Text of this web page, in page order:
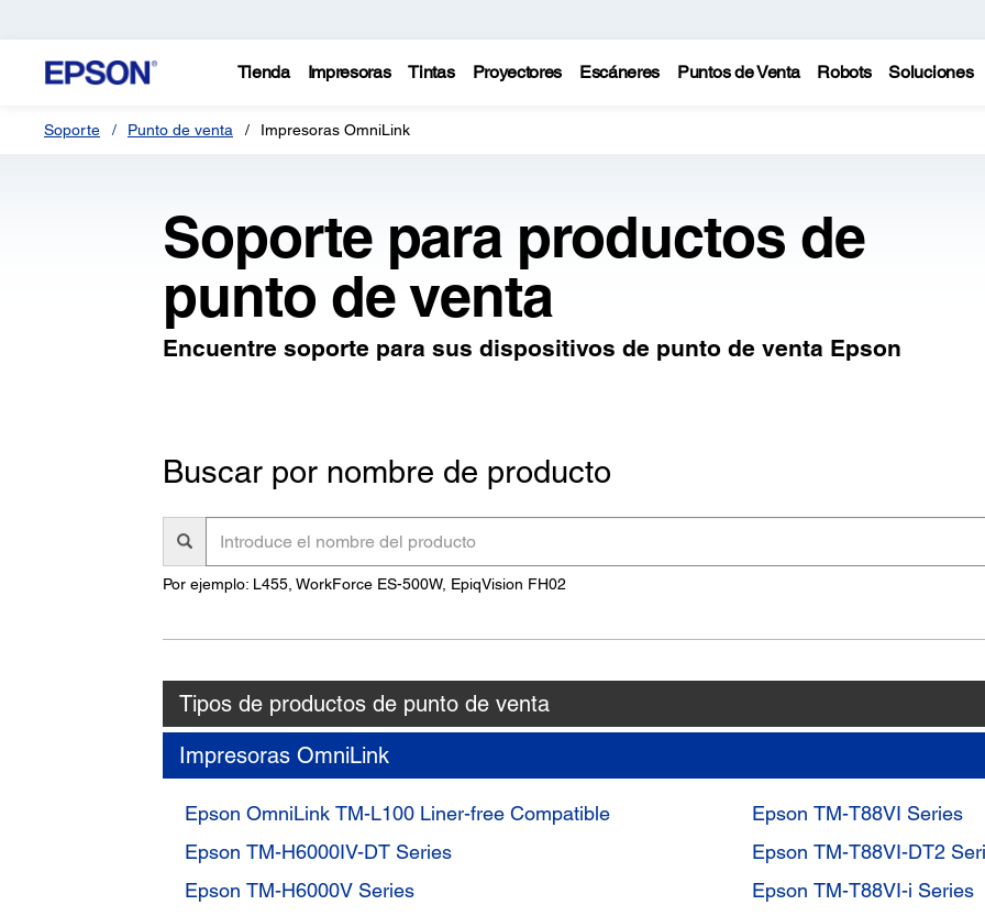
Tienda Impresoras Tintas Proyectores Escáneres Puntos de Venta Robots Soluciones
Soporte Punto de venta Impresoras OmniLink
Soporte para productos de
punto de venta
Encuentre soporte para sus dispositivos de punto de venta Epson
Buscar por nombre de producto
nombre
Por ejemplo: L455, WorkForce ES-500W, EpiqVision FH02
Tipos de productos de punto de venta
Impresoras OmniLink
Epson OmniLink TM-L100 Liner-free Compatible
Epson TM-H6000IV-DT Series
Epson TM-H6000V Series
Epson TM-T88VI Series
Epson TM-T88VI-DT2
Epson TM-T88VI-i Series